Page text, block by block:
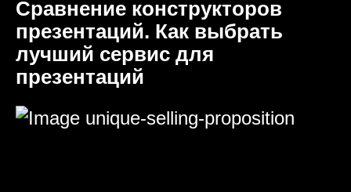
Сравнение конструкторов
презентаций. Как выбрать
лучший сервис для
презентаций